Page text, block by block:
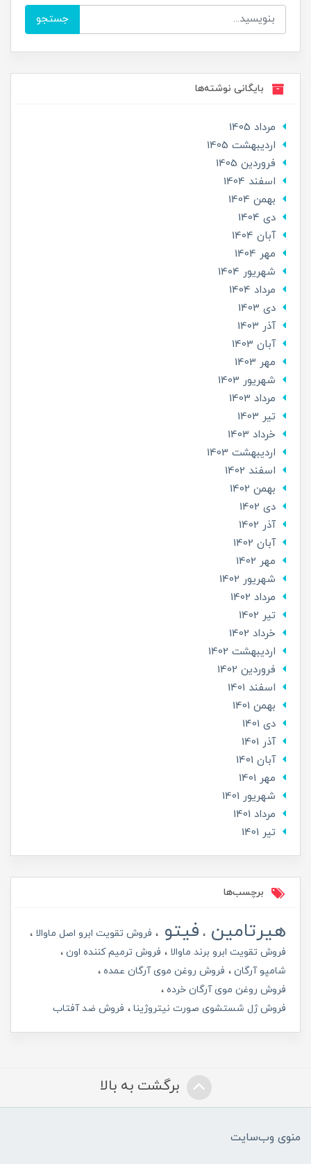
جستجو
بایگانی نوشته‌ها
مرداد 1405
ارديبهشت 1405
فروردین 1405
اسفند 1404
بهمن 1404
دی 1404
آبان 1404
مهر 1404
شهریور 1404
مرداد 1404
دی 1403
آذر 1403
آبان 1403
مهر 1403
شهریور 1403
مرداد 1403
تير 1403
خرداد 1403
ارديبهشت 1403
اسفند 1402
بهمن 1402
دی 1402
آذر 1402
آبان 1402
مهر 1402
شهریور 1402
مرداد 1402
تير 1402
خرداد 1402
ارديبهشت 1402
فروردین 1402
اسفند 1401
بهمن 1401
دی 1401
آذر 1401
آبان 1401
مهر 1401
شهریور 1401
مرداد 1401
تير 1401
برچسب‌ها
هیرتامین فیتو
فروش تقویت ابرو اصل ماوالا
فروش تقویت ابرو برند ماوالا
فروش ترمیم کننده اون
شامپو آرگان
فروش روغن موی آرگان عمده
فروش روغن موی آرگان خرده
فروش ژل شستشوی صورت نیتروژینا
فروش ضد آفتاب
برگشت به بالا
منوی وب‌سایت